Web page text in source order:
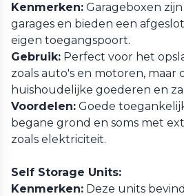
Kenmerken: Garageboxen
garages en bieden een
eigen toegangspoort.
Gebruik: Perfect voor het
zoals auto's en motoren, maar
huishoudelijke goederen en
Voordelen: Goede
begane grond en soms met
zoals elektriciteit.
Self Storage Units:
Kenmerken: Deze units